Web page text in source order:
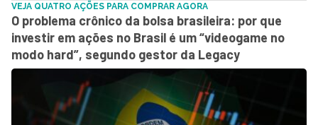
VEJA QUATRO AÇÕES PARA COMPRAR AGORA
O problema crônico da bolsa brasileira: por que
investir em ações no Brasil é um “videogame no
modo hard”, segundo gestor da Legacy